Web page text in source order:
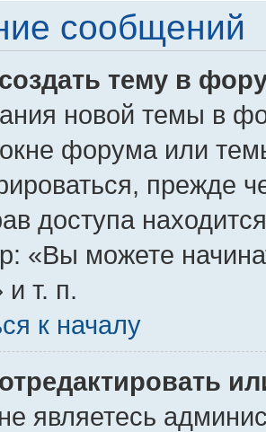
сообщений
тему в
новой темы в
окне форума или
прежде
доступа
«Вы можете
и т. п.
к началу
являетесь